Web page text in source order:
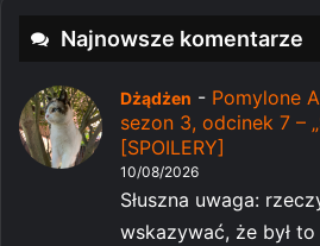
Najnowsze komentarze
Dżądżen - Pomylone
sezon 3, odcinek 7 –
[SPOILERY]
10/08/2026
Słuszna uwaga:
wskazywać, że był to